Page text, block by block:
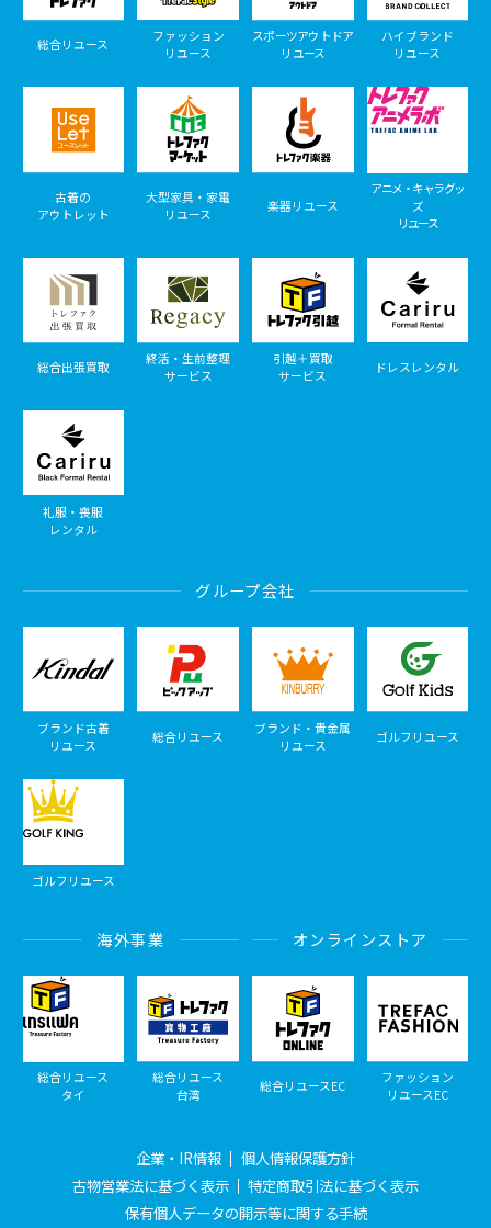
総合リユース
ファッション
リユース
スポーツアウトドア
リユース
ハイブランド
リユース
古着の
アウトレット
大型家具・家電
リユース
楽器リユース
アニメ・キャラグッ
ズ
リユース
総合出張買取
終活・生前整理
サービス
引越＋買取
サービス
ドレスレンタル
礼服・喪服
レンタル
グループ会社
ブランド古着
リユース
総合リユース
ブランド・貴金属
リユース
ゴルフリユース
ゴルフリユース
海外事業
総合リユース
タイ
総合リユース
台湾
オンラインストア
総合リユースEC
ファッション
リユースEC
企業・IR情報
個人情報保護方針
古物営業法に基づく表示
特定商取引法に基づく表示
保有個人データの開示等に関する手続